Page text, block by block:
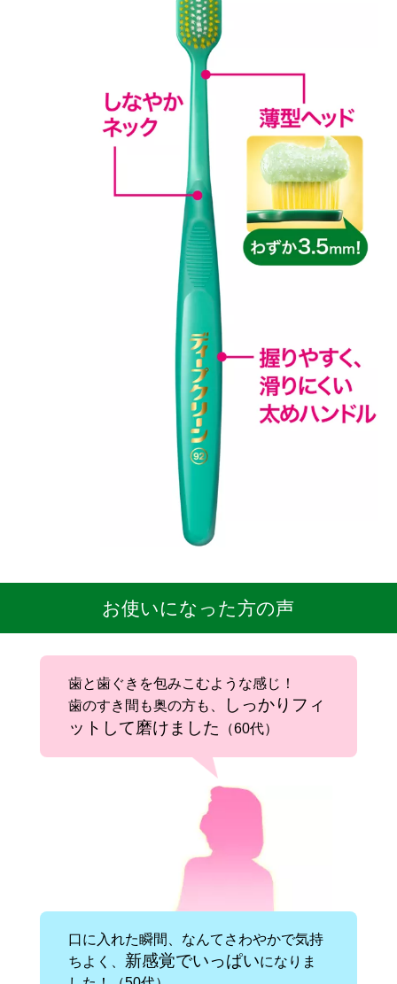
お使いになった方の声
歯と歯ぐきを包みこむような感じ！
歯のすき間も奥の方も、
しっかりフィ
ットして磨けました
（60代）
口に入れた瞬間、なんてさわやかで気持
ちよく、 新感覚でいっぱいになりま